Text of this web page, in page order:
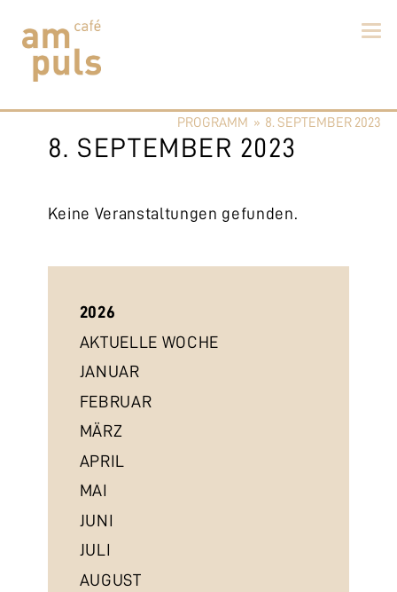
Cafe am Puls
Der beste Kaffee im Zollikerberg
PROGRAMM » 8. SEPTEMBER 2023
8. SEPTEMBER 2023
Keine Veranstaltungen gefunden.
2026
AKTUELLE WOCHE
JANUAR
FEBRUAR
MÄRZ
APRIL
MAI
JUNI
JULI
AUGUST